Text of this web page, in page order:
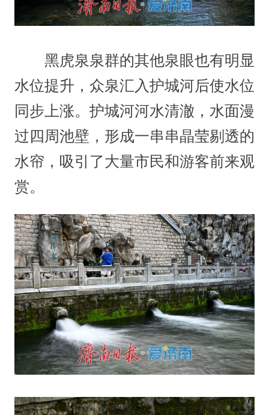
黑虎泉泉群的其他泉眼也有明显
水位提升，众泉汇入护城河后使水位
同步上涨。护城河河水清澈，水面漫
过四周池壁，形成一串串晶莹剔透的
水帘，吸引了大量市民和游客前来观
赏。